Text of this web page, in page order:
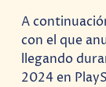
A
con el que
llegando
2024 en